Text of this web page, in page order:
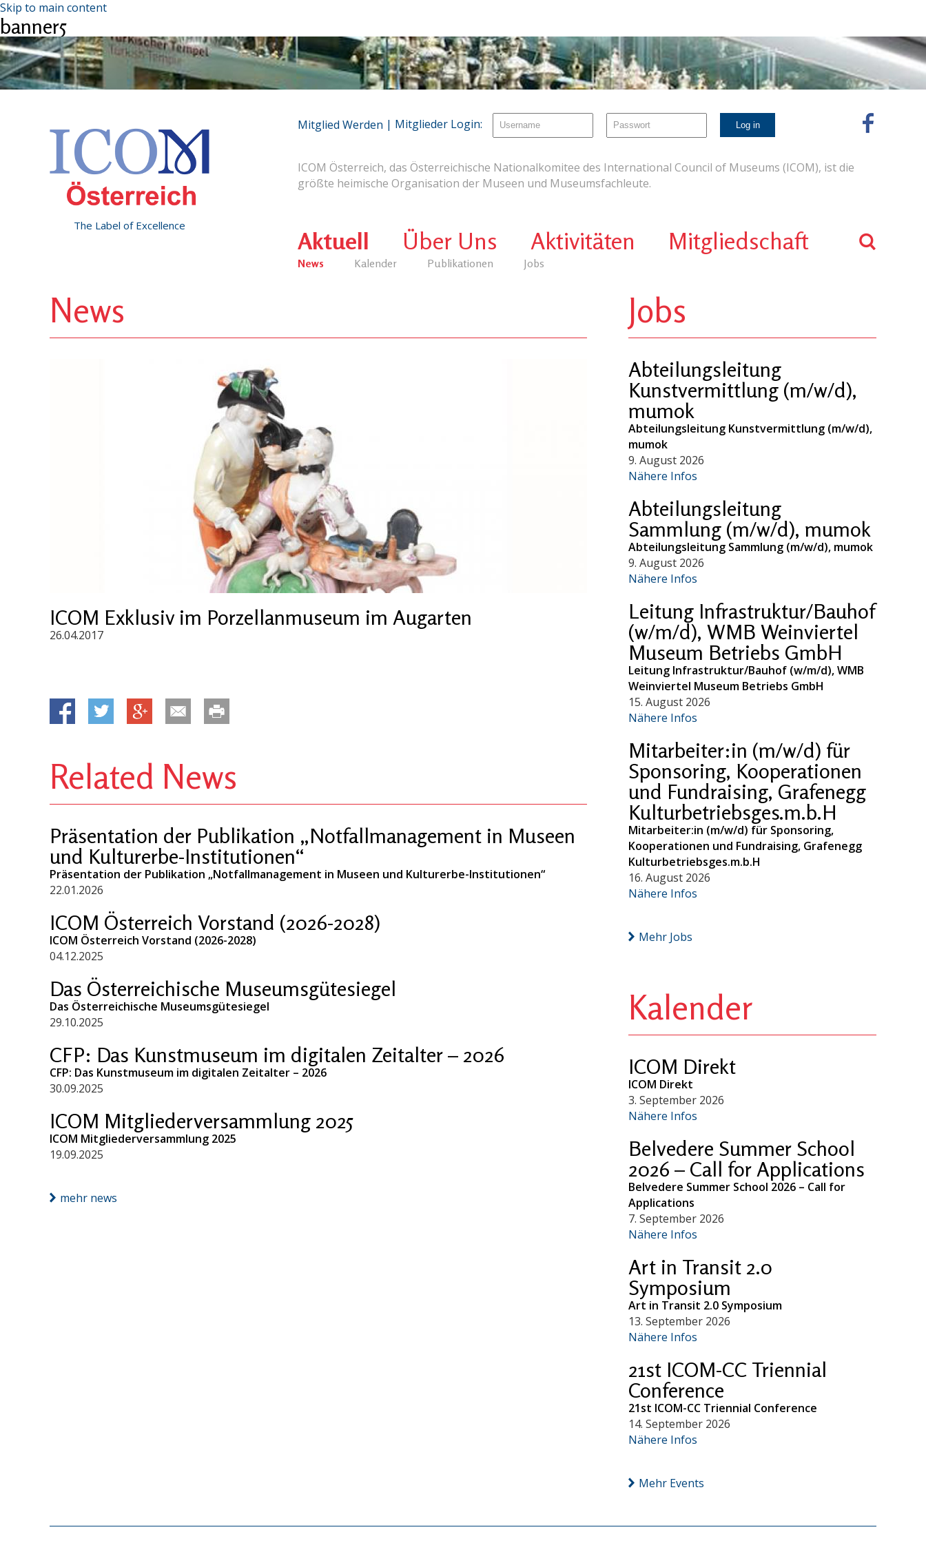
Skip to main content
banner5
The Label of Excellence
ICOM Österreich, das Österreichische Nationalkomitee des International Council of Museums (ICOM), ist die
größte heimische Organisation der Museen und Museumsfachleute.
Aktuell
News Kalender Publikationen Jobs
Über Uns Aktivitäten Mitgliedschaft
Mitglied Werden | Mitglieder Login:
News
ICOM Exklusiv im Porzellanmuseum im Augarten
26.04.2017
Related News
Präsentation der Publikation „Notfallmanagement in Museen
und Kulturerbe-Institutionen“
Präsentation der Publikation „Notfallmanagement in Museen und Kulturerbe-Institutionen“
22.01.2026
ICOM Österreich Vorstand (2026-2028)
ICOM Österreich Vorstand (2026-2028)
04.12.2025
Das Österreichische Museumsgütesiegel
Das Österreichische Museumsgütesiegel
29.10.2025
CFP: Das Kunstmuseum im digitalen Zeitalter – 2026
CFP: Das Kunstmuseum im digitalen Zeitalter – 2026
30.09.2025
ICOM Mitgliederversammlung 2025
ICOM Mitgliederversammlung 2025
19.09.2025
mehr news
Jobs
Abteilungsleitung
Kunstvermittlung (m/w/d),
mumok
Abteilungsleitung Kunstvermittlung (m/w/d),
mumok
9. August 2026
Nähere Infos
Abteilungsleitung
Sammlung (m/w/d), mumok
Abteilungsleitung Sammlung (m/w/d), mumok
9. August 2026
Nähere Infos
Leitung Infrastruktur/Bauhof
(w/m/d), WMB Weinviertel
Museum Betriebs GmbH
Leitung Infrastruktur/Bauhof (w/m/d), WMB
Weinviertel Museum Betriebs GmbH
15. August 2026
Nähere Infos
Mitarbeiter:in (m/w/d) für
Sponsoring, Kooperationen
und Fundraising, Grafenegg
Kulturbetriebsges.m.b.H
Mitarbeiter:in (m/w/d) für Sponsoring,
Kooperationen und Fundraising, Grafenegg
Kulturbetriebsges.m.b.H
16. August 2026
Nähere Infos
Mehr Jobs
Kalender
ICOM Direkt
ICOM Direkt
3. September 2026
Nähere Infos
Belvedere Summer School
2026 – Call for Applications
Belvedere Summer School 2026 – Call for
Applications
7. September 2026
Nähere Infos
Art in Transit 2.0
Symposium
Art in Transit 2.0 Symposium
13. September 2026
Nähere Infos
21st ICOM-CC Triennial
Conference
21st ICOM-CC Triennial Conference
14. September 2026
Nähere Infos
Mehr Events